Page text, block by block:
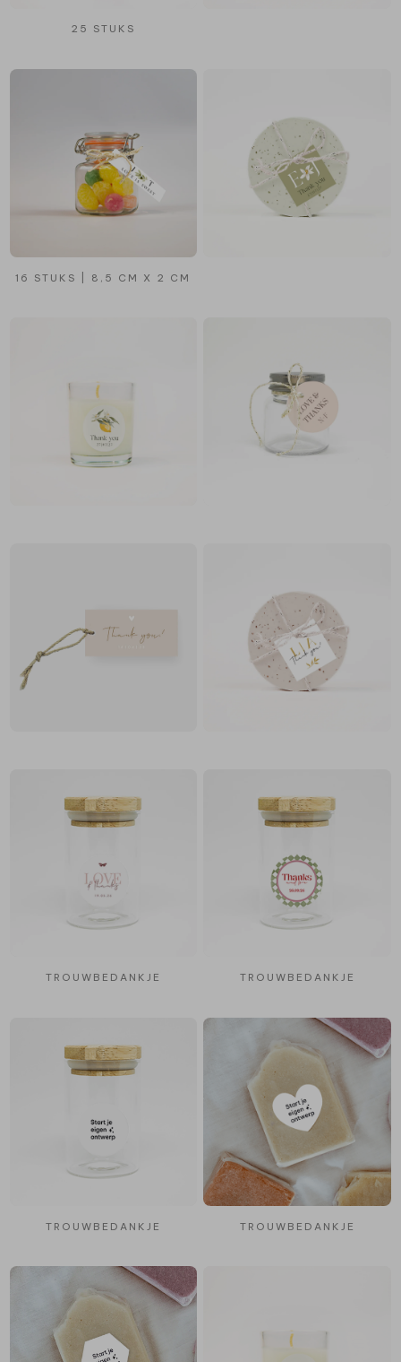
25 STUKS
16 STUKS | 8,5 CM X 2 CM
TROUWBEDANKJE TROUWBEDANKJE
TROUWBEDANKJE TROUWBEDANKJE